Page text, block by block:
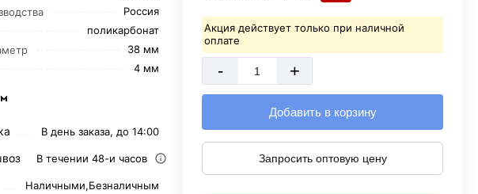
Россия
поликарбонат
38 мм
4 мм
В день заказа, до 14:00
В течении 48-и часов
Наличными,Безналичным
Акция действует только при наличной
оплате
- +
Добавить в корзину
Запросить оптовую цену